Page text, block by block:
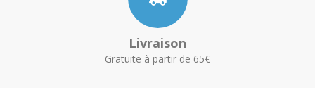
Livraison
Gratuite à partir de 65€